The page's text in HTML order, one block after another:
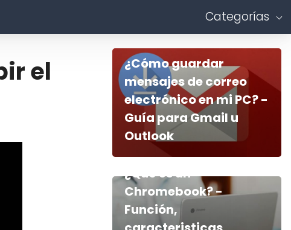
Categorías
el
¿Cómo guardar
mensajes de correo
electrónico en mi PC? -
Guía para Gmail u
Outlook
¿Qué es un
Chromebook? -
Función,